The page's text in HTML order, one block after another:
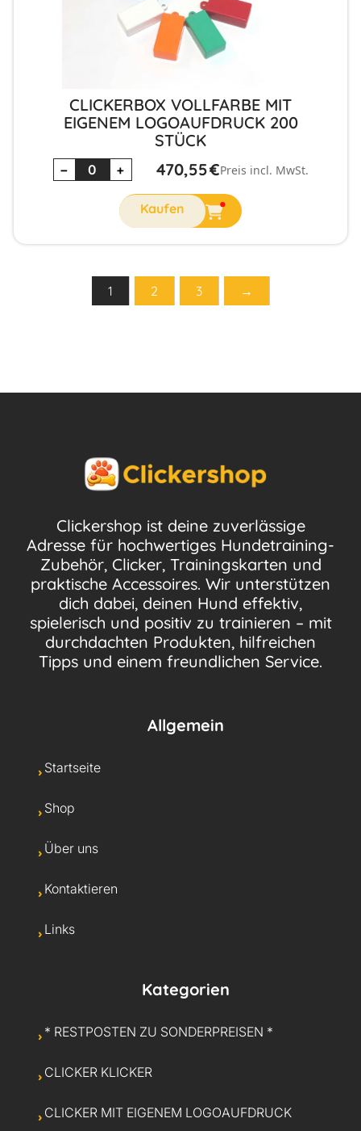
CLICKERBOX VOLLFARBE MIT
EIGENEM LOGOAUFDRUCK 200
STÜCK
− + 470,55€Preis incl. MwSt.
1 2 3 →
Clickershop ist deine zuverlässige
Adresse für hochwertiges Hundetraining-
Zubehör, Clicker, Trainingskarten und
praktische Accessoires. Wir unterstützen
dich dabei, deinen Hund effektiv,
spielerisch und positiv zu trainieren – mit
durchdachten Produkten, hilfreichen
Tipps und einem freundlichen Service.
Allgemein
Startseite
Shop
Über uns
Kontaktieren
Links
Kategorien
* RESTPOSTEN ZU SONDERPREISEN *
CLICKER KLICKER
CLICKER MIT EIGENEM LOGOAUFDRUCK